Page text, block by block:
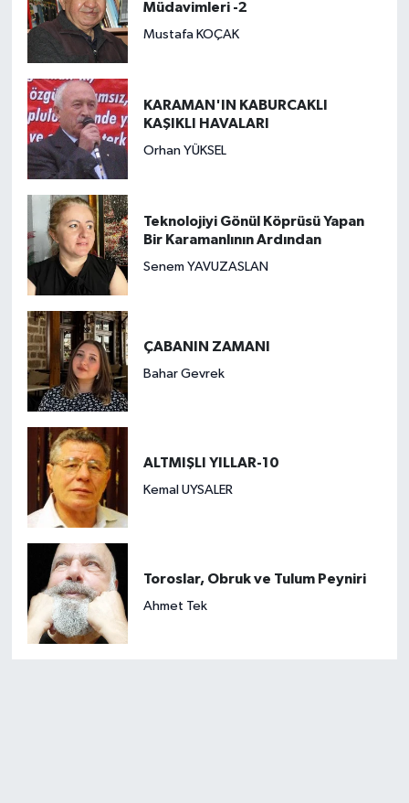
Müdavimleri -2
Mustafa KOÇAK
KARAMAN'IN KABURCAKLI
KAŞIKLI HAVALARI
Orhan YÜKSEL
Teknolojiyi Gönül Köprüsü Yapan
Bir Karamanlının Ardından
Senem YAVUZASLAN
ÇABANIN ZAMANI
Bahar Gevrek
ALTMIŞLI YILLAR-10
Kemal UYSALER
Toroslar, Obruk ve Tulum Peyniri
Ahmet Tek